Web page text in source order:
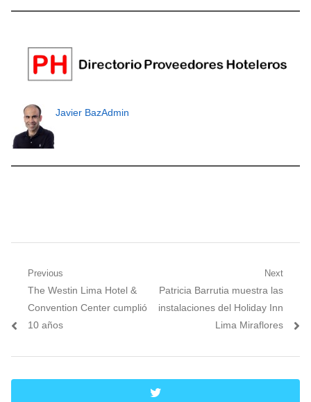
Javier BazAdmin
Navegación
entradas
Previous
Previous
post:
The Westin Lima Hotel &
Convention Center cumplió
10 años
Next
Next
post:
Patricia Barrutia muestra las
instalaciones del Holiday Inn
Lima Miraflores
twitter